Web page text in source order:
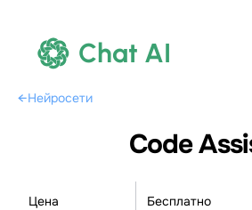
Chat AI
←Нейросети
Code
Цена Бесплатно